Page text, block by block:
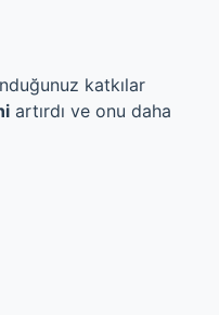
katkılar
artırdı ve onu daha